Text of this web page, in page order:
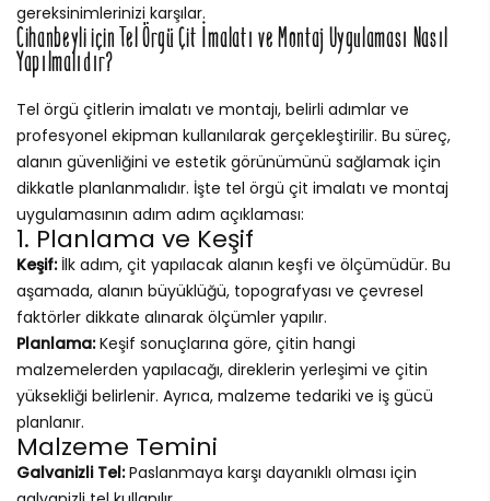
gereksinimlerinizi karşılar.
Cihanbeyli için Tel Örgü Çit İmalatı ve Montaj Uygulaması Nasıl
Yapılmalıdır?
Tel örgü çitlerin imalatı ve montajı, belirli adımlar ve
profesyonel ekipman kullanılarak gerçekleştirilir. Bu süreç,
alanın güvenliğini ve estetik görünümünü sağlamak için
dikkatle planlanmalıdır. İşte tel örgü çit imalatı ve montaj
uygulamasının adım adım açıklaması:
1. Planlama ve Keşif
Keşif:İlk adım, çit yapılacak alanın keşfi ve ölçümüdür. Bu
aşamada, alanın büyüklüğü, topografyası ve çevresel
faktörler dikkate alınarak ölçümler yapılır.
Planlama:Keşif sonuçlarına göre, çitin hangi
malzemelerden yapılacağı, direklerin yerleşimi ve çitin
yüksekliği belirlenir. Ayrıca, malzeme tedariki ve iş gücü
planlanır.
Malzeme Temini
Galvanizli Tel:Paslanmaya karşı dayanıklı olması için